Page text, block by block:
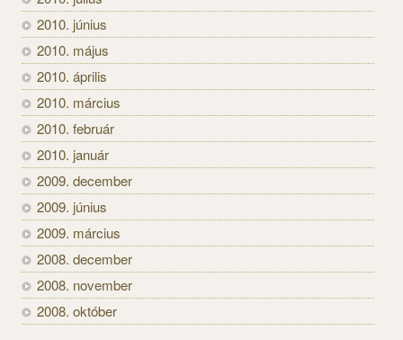
2010. június
2010. május
2010. április
2010. március
2010. február
2010. január
2009. december
2009. június
2009. március
2008. december
2008. november
2008. október